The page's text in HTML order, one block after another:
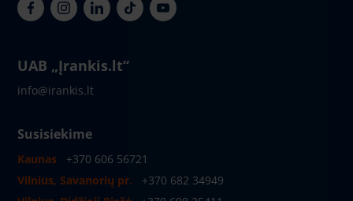
UAB „Įrankis.lt“
info@irankis.lt
Susisiekime
Kaunas
+370 606 56721
Vilnius, Savanorių pr.
+370 682 34949